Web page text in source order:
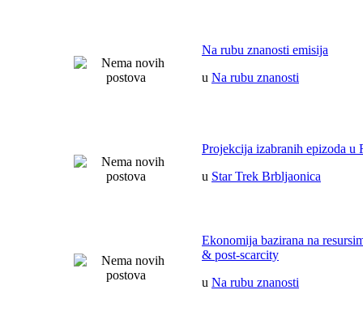
Na rubu znanosti emisija
u Na rubu znanosti
Projekcija izabranih epizoda u
u Star Trek Brbljaonica
Ekonomija bazirana na
& post-scarcity
u Na rubu znanosti